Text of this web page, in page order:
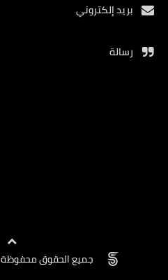
بريد إلكتروني
رسالة
جميع الحقوق محفوظة